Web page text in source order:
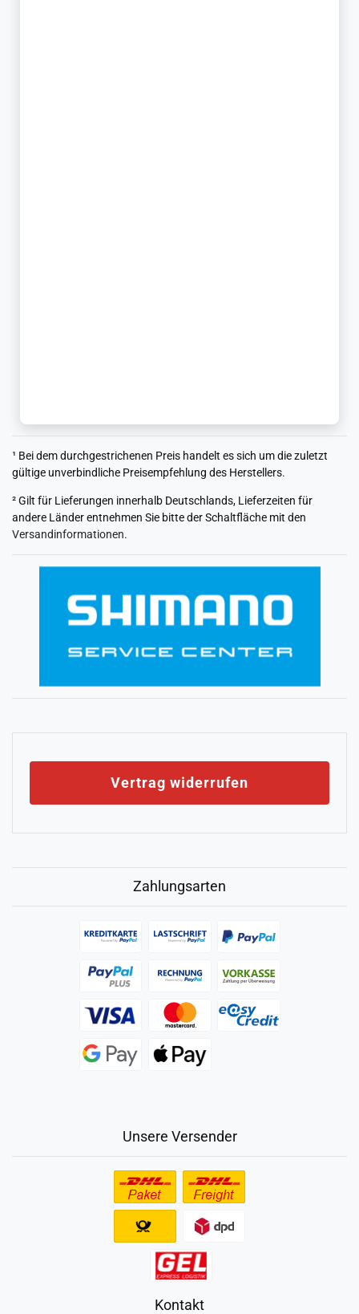
¹ Bei dem durchgestrichenen Preis handelt es sich um die zuletzt
gültige unverbindliche Preisempfehlung des Herstellers.
² Gilt für Lieferungen innerhalb Deutschlands, Lieferzeiten für
andere Länder entnehmen Sie bitte der Schaltfläche mit den
Versandinformationen.
Vertrag widerrufen
Zahlungsarten
Unsere Versender
Kontakt